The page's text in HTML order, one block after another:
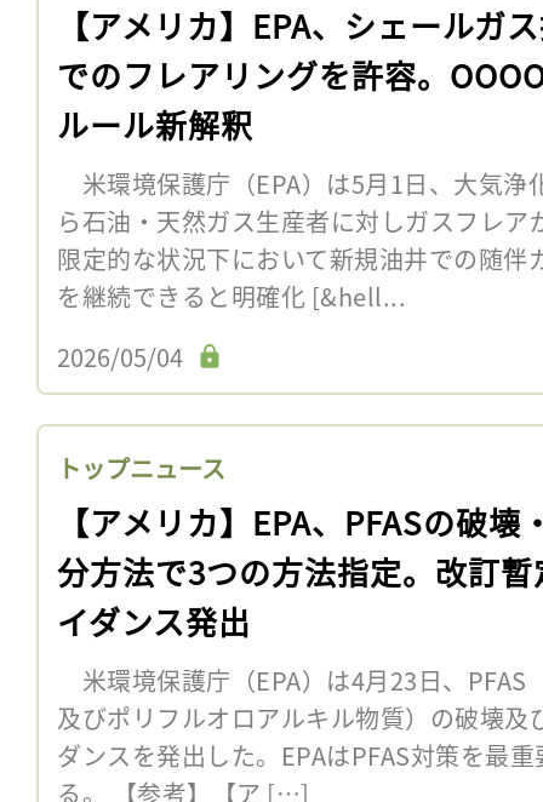
【アメリカ】EPA、シェールガ
でのフレアリングを許容。
ルール新解釈
米環境保護庁（EPA）は5月1日、大気浄
ら石油・天然ガス生産者に対しガスフレ
限定的な状況下において新規油井での随伴
を継続できると明確化 [&hell...
2026/05/04
トップニュース
【アメリカ】EPA、PFASの破壊
分方法で3つの方法指定。改訂暫
イダンス発出
米環境保護庁（EPA）は4月23日、PFAS
及びポリフルオロアルキル物質）の破壊
ダンスを発出した。EPAはPFAS対策を最
る。 【参考】【ア […]